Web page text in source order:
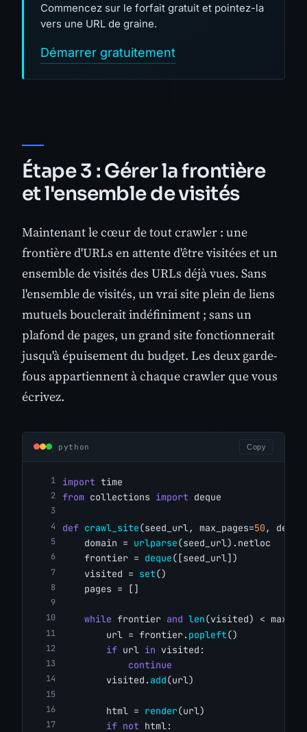
Commencez sur le forfait gratuit et pointez-la
vers une URL de graine.
Démarrer gratuitement
Étape 3 : Gérer la frontière
et l'ensemble de visités
Maintenant le cœur de tout crawler : une
frontière d'URLs en attente d'être visitées et un
ensemble de visités des URLs déjà vues. Sans
l'ensemble de visités, un vrai site plein de liens
mutuels bouclerait indéfiniment ; sans un
plafond de pages, un grand site fonctionnerait
jusqu'à épuisement du budget. Les deux garde-
fous appartiennent à chaque crawler que vous
écrivez.
python Copy
import time
from collections import deque
def crawl_site(seed_url, max_pages=50 ,
    domain =
urlparse(seed_url).netloc
    frontier =
deque([seed_url])
    visited =
set()
    pages = []
while frontier and len(visited) <
        url = frontier.
popleft()
if url in visited:
continue
        visited.
add(url)
        html =
render(url)
if not html: